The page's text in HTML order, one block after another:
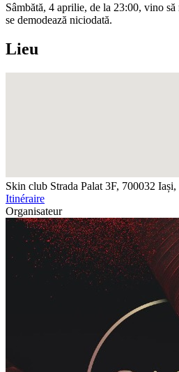
Sâmbătă, 4 aprilie, de la 23:00, vino
se demodează niciodată.
Lieu
Skin club Strada Palat 3F, 700032
Itinéraire
Organisateur